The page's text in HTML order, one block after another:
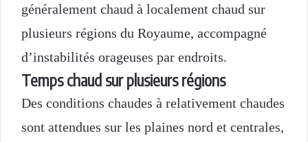
généralement chaud à localement chaud sur
plusieurs régions du Royaume, accompagné
d’instabilités orageuses par endroits.
Temps chaud sur plusieurs régions
Des conditions chaudes à relativement chaudes
sont attendues sur les plaines nord et centrales,